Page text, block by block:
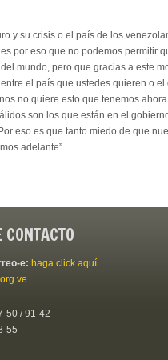
y su crisis o el país de los
por eso que no podemos permitir
mundo, pero que gracias a este
el país que ustedes quieren o el
no quiere esto que tenemos
son los que están en el
eso es que tanto miedo de que
adelante”.
e: haga click aquí
50 / 91-42
55